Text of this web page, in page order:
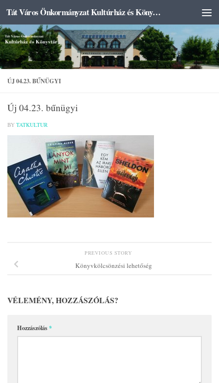
Skip to content Tát Város Önkormányzat Kultúrház és Könyvtár
ÚJ 04.23. BŰNÜGYI
Új 04.23. bűnügyi
BY TATKULTUR
PREVIOUS STORY
Könyvkölcsönzési lehetőség
VÉLEMÉNY, HOZZÁSZÓLÁS?
Hozzászólás*